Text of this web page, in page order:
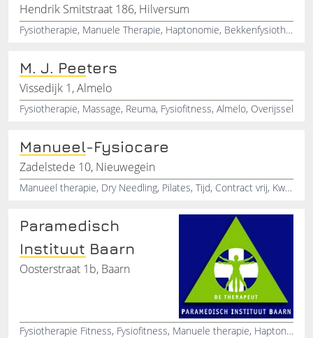
Hendrik Smitstraat 186, Hilversum
Fysiotherapie, Manuele Therapie, Haptonomie, Bekkenfysiotherapie, Hilversum
M. J. Peeters
Vissedijk 1, Almelo
Fysiotherapie, Massage, Reuma, Fysiofitness, Almelo, Overijssel
Manueel-Fysiocare
Zadelstede 10, Nieuwegein
Manueel therapie, Dry Needling, Pilates, Tijd, Contract vrij, Kwaliteitszorg, Rugklachten, Schouderklachten, Nekklachten, Whiplash behandeling
Paramedisch
Instituut Baarn
Oosterstraat 1b, Baarn
Fysiotherapie Fitness, Fysiofitness, Manuele therapie, Haptonomie Massage, Bewegingstherapie